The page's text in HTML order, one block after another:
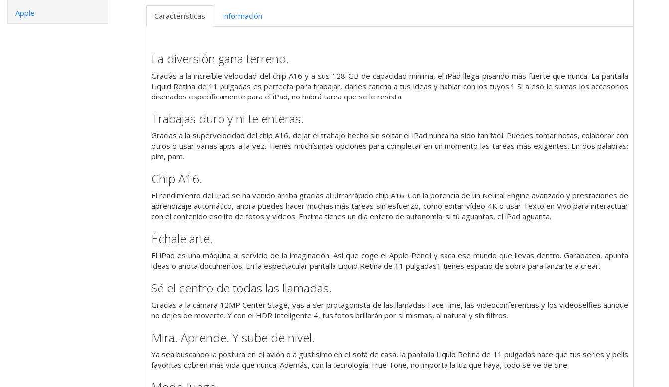
Apple Características Información
La diversión gana terreno.
Gracias a la increíble velocidad del chip A16 y a sus 128 GB de capacidad mínima, el iPad llega pisando más fuerte que nunca. La pantalla
Liquid Retina de 11 pulgadas es perfecta para trabajar, darles cancha a tus ideas y hablar con los tuyos.1 Si a eso le sumas los accesorios
diseñados específicamente para el iPad, no habrá tarea que se le resista.
Trabajas duro y ni te enteras.
Gracias a la supervelocidad del chip A16, dejar el trabajo hecho sin soltar el iPad nunca ha sido tan fácil. Puedes tomar notas, colaborar con
otros o usar varias apps a la vez. Tienes muchísimas opciones para completar en un momento las tareas más exigentes. En dos palabras:
pim, pam.
Chip A16.
El rendi­miento del iPad se ha venido arriba gracias al ultrarrápido chip A16. Con la potencia de un Neural Engine avanzado y prestaciones de
aprendizaje automático, ahora puedes hacer muchas más tareas sin esfuerzo, como editar vídeo 4K o usar Texto en Vivo para interactuar
con el contenido escrito de fotos y vídeos. Encima tienes un día entero de autonomía: si tú aguantas, el iPad aguanta.
Échale arte.
El iPad es una máquina al servicio de la imaginación. Así que coge el Apple Pencil y saca ese mundo que llevas dentro. Garabatea, apunta
ideas o anota documentos. En la espectacular pantalla Liquid Retina de 11 pulgadas1 tienes espacio de sobra para lanzarte a crear.
Sé el centro de todas las llamadas.
Gracias a la cámara 12MP Center Stage, vas a ser protagonista de las llamadas FaceTime, las videoconferencias y los videoselfies aunque
no dejes de moverte. Y con el HDR Inteligente 4, tus fotos brillarán por sí mismas, al natural y sin filtros.
Mira. Aprende. Y sube de nivel.
Ya sea buscando la postura en el avión o a gustísimo en el sofá de casa, la pantalla Liquid Retina de 11 pulgadas hace que tus series y pelis
favoritas cobren más vida que nunca. Además, con la tecnología True Tone, no importa la luz que haya, todo se ve de cine.